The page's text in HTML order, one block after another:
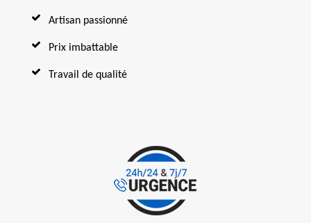
Artisan passionné
Prix imbattable
Travail de qualité